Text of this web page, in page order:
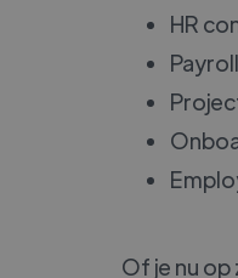
HR
Of je nu